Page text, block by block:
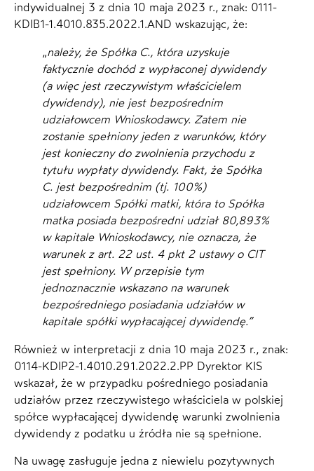
indywidualnej 3 z dnia 10 maja 2023 r., znak: 0111-
KDIB1-1.4010.835.2022.1.AND wskazując, że:
„należy, że Spółka C., która uzyskuje
faktycznie dochód z wypłaconej dywidendy
(a więc jest rzeczywistym właścicielem
dywidendy), nie jest bezpośrednim
udziałowcem Wnioskodawcy. Zatem nie
zostanie spełniony jeden z warunków, który
jest konieczny do zwolnienia przychodu z
tytułu wypłaty dywidendy. Fakt, że Spółka
C. jest bezpośrednim (tj. 100%)
udziałowcem Spółki matki, która to Spółka
matka posiada bezpośredni udział 80,893%
w kapitale Wnioskodawcy, nie oznacza, że
warunek z art. 22 ust. 4 pkt 2 ustawy o CIT
jest spełniony. W przepisie tym
jednoznacznie wskazano na warunek
bezpośredniego posiadania udziałów w
kapitale spółki wypłacającej dywidendę.”
Również w interpretacji z dnia 10 maja 2023 r., znak:
0114-KDIP2-1.4010.291.2022.2.PP Dyrektor KIS
wskazał, że w przypadku pośredniego posiadania
udziałów przez rzeczywistego właściciela w polskiej
spółce wypłacającej dywidendę warunki zwolnienia
dywidendy z podatku u źródła nie są spełnione.
Na uwagę zasługuje jedna z niewielu pozytywnych